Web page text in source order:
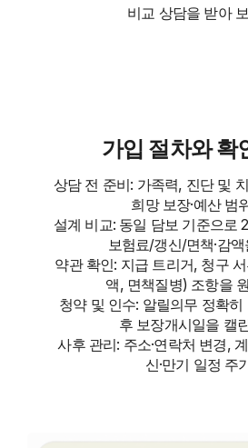
비교 상담을 받아
가입 절차와 확
상담 전 준비: 가족력, 진단 및
희망 보장·예산 범
설계 비교: 동일 담보 기준으로
보험료/갱신/면책·감
약관 확인: 지급 트리거, 청구
액, 면책질병) 조항을
청약 및 인수: 알릴의무 정확
후 보장개시일을 캘
사후 관리: 주소·연락처 변경,
신·만기 일정 주